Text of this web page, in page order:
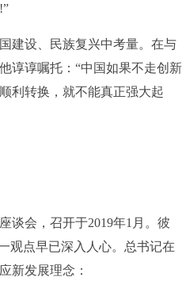
设、民族复兴中考量。在与
谆谆嘱托：“中国如果不走创新
利转换，就不能真正强大起
会，召开于2019年1月。彼
观点早已深入人心。总书记在
新发展理念：